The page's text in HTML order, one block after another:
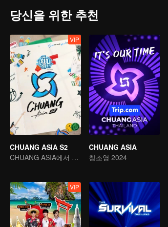
당신을 위한 추천
VIP
CHUANG ASIA S2
CHUANG ASIA에서 당신의 아이돌을 픽 하세요
CHUANG ASIA
창조영 2024
VIP